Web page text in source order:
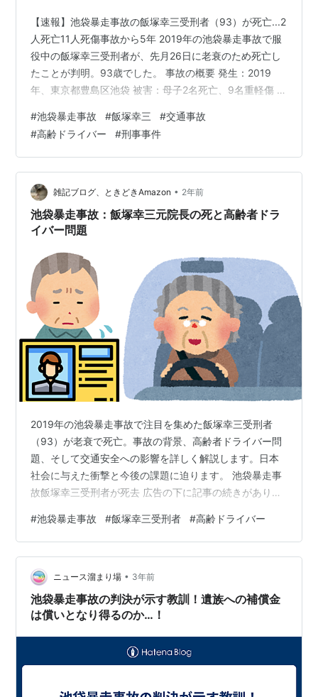
【速報】池袋暴走事故の飯塚幸三受刑者（93）が死亡...2
人死亡11人死傷事故から5年 2019年の池袋暴走事故で服
役中の飯塚幸三受刑者が、先月26日に老衰のため死亡し
たことが判明。93歳でした。 事故の概要 発生：2019
年、東京都豊島区池袋 被害：母子2名死亡、9名重軽傷 判
で 2019年：暴走事故発生 法廷で「車の故障」と主張 禁
錮5年の実刑判決 2024年1月26日：死亡 事故の被害者 松
永真菜さん（31）死亡 松永莉子ちゃん（3）死亡 その他
9名が重軽傷 ※本記事では、報道された事実関係のみを記
載しています。 ※追記 重要事項 被…
#池袋暴走事故 #飯塚幸三 #交通事故
#高齢ドライバー #刑事事件
雑記ブログ、ときどきAmazon • 2年前
池袋暴走事故：飯塚幸三元院長の死と高齢者ドラ
イバー問題
2019年の池袋暴走事故で注目を集めた飯塚幸三受刑者
（93）が老衰で死亡。事故の背景、高齢者ドライバー問
題、そして交通安全への影響を詳しく解説します。日本
社会に与えた衝撃と今後の課題に迫ります。 池袋暴走事
故飯塚幸三受刑者が死去 広告の下に記事の続きがありま
小型 前方 WiFi付き スマホ連携 2K 1440P 外付けGPSモ
ジュール対応 超暗視 170°超広角 24時間駐車監視 WDR画
像補正 エンジン連動 自動常時録画 衝撃録画 動体検知 G
センサー 1.5インチ液晶画面 360°回転 自由配置 取付簡
単 高低温適用 カード対応（…
#池袋暴走事故 #飯塚幸三受刑者 #高齢ドライバー
ニュース溜まり場 • 3年前
池袋暴走事故の判決が示す教訓！遺族への補償金
は償いとなり得るのか…！